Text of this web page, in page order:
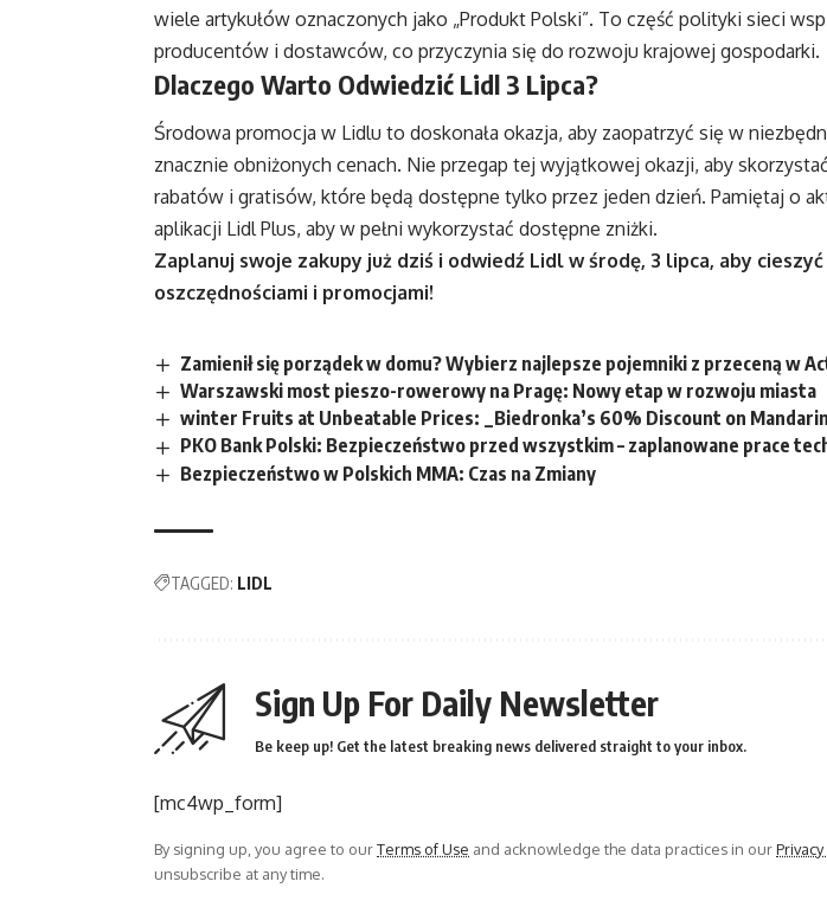
wiele artykułów oznaczonych jako „Produkt Polski”. To część polityki sieci
producentów i dostawców, co przyczynia się do rozwoju krajowej gospodarki.
Dlaczego Warto Odwiedzić Lidl 3 Lipca?
Środowa promocja w Lidlu to doskonała okazja, aby zaopatrzyć się w
znacznie obniżonych cenach. Nie przegap tej wyjątkowej okazji, aby
rabatów i gratisów, które będą dostępne tylko przez jeden dzień. Pamiętaj o
aplikacji Lidl Plus, aby w pełni wykorzystać dostępne zniżki.
Zaplanuj swoje zakupy już dziś i odwiedź Lidl w środę, 3 lipca, aby
oszczędnościami i promocjami!
Zamienił się porządek w domu? Wybierz najlepsze pojemniki z przeceną w
Warszawski most pieszo-rowerowy na Pragę: Nowy etap w rozwoju miasta
winter Fruits at Unbeatable Prices: _Biedronka’s 60% Discount on
PKO Bank Polski: Bezpieczeństwo przed wszystkim – zaplanowane prace
Bezpieczeństwo w Polskich MMA: Czas na Zmiany
TAGGED: LIDL
Sign Up For Daily Newsletter
Be keep up! Get the latest breaking news delivered straight to your inbox.
[mc4wp_form]
By signing up, you agree to ourTerms of Use and acknowledge the data practices in our
unsubscribe at any time.